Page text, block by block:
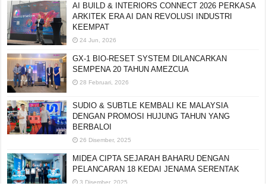
AI BUILD & INTERIORS CONNECT 2026 PERKASA
ARKITEK ERA AI DAN REVOLUSI INDUSTRI
KEEMPAT
24 Jun, 2026
GX-1 BIO-RESET SYSTEM DILANCARKAN
SEMPENA 20 TAHUN AMEZCUA
28 Februari, 2026
SUDIO & SUBTLE KEMBALI KE MALAYSIA
DENGAN PROMOSI HUJUNG TAHUN YANG
BERBALOI
26 Disember, 2025
MIDEA CIPTA SEJARAH BAHARU DENGAN
PELANCARAN 18 KEDAI JENAMA SERENTAK
3 Disember, 2025